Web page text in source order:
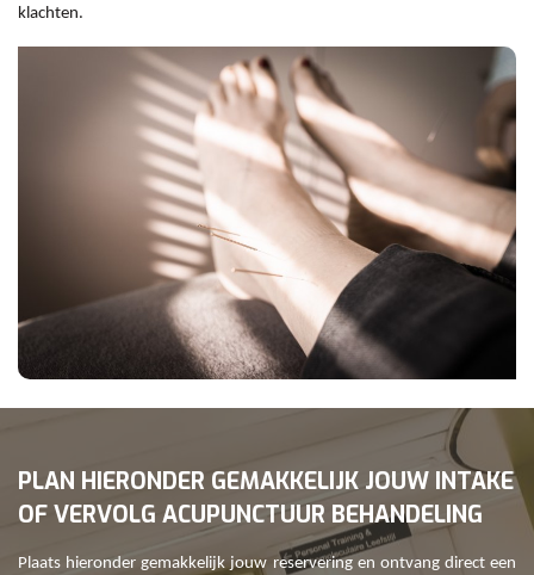
klachten.
PLAN HIERONDER GEMAKKELIJK JOUW INTAKE
OF VERVOLG ACUPUNCTUUR BEHANDELING
Plaats hieronder gemakkelijk jouw reservering en ontvang direct een